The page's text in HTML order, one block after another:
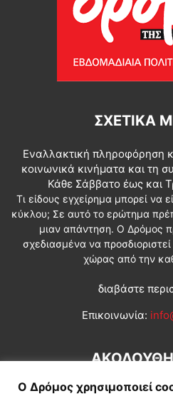
ΣΧΕΤΙΚΆ
Εναλλακτική πληροφόρηση
κοινωνικά κινήματα και τη
Κάθε Σάββατο έως και
Τι είδους εγχείρημα μπορεί να
κύκλου; Σε αυτό το ερώτημα
μιαν απάντηση. Ο Δρόμος
σχεδιασμένα να
χώρας από την
διαβάστε
Επικοινωνία:
Ο Δρόμος χρησιμοποιεί